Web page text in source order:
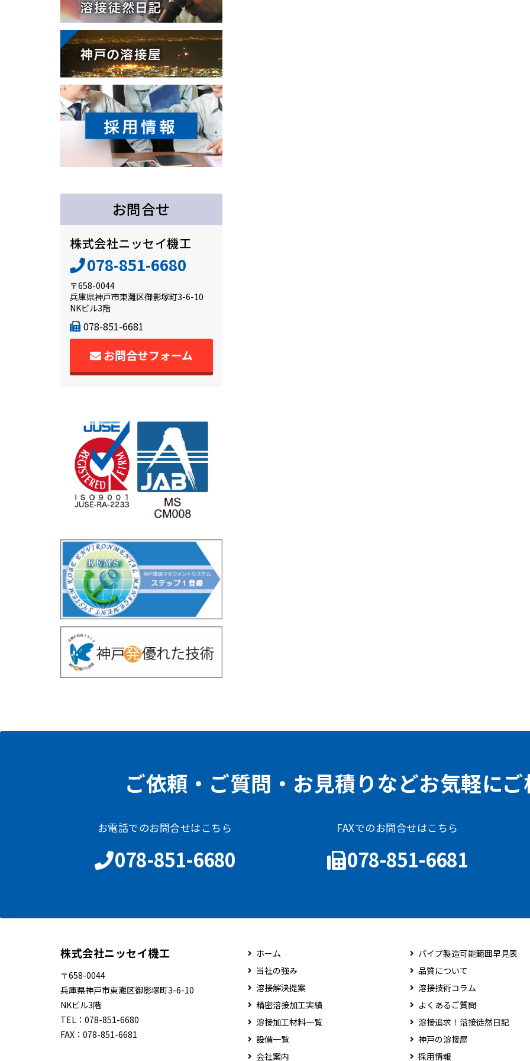
お問合せ
株式会社ニッセイ機工
078-851-6680
〒658-0044
兵庫県神戸市東灘区御影塚町3-6-10
NKビル3階
078-851-6681
お問合せフォーム
ご依頼・ご質問・お見積りなどお気軽に
お電話でのお問合せはこちら
078-851-6680
FAXでのお問合せはこちら
078-851-6681
株式会社ニッセイ機工
〒658-0044
兵庫県神戸市東灘区御影塚町3-6-10
NKビル3階
TEL： 078-851-6680
FAX： 078-851-6681
ホーム
当社の強み
溶接解決提案
精密溶接加工実績
溶接加工材料一覧
設備一覧
会社案内
パイプ製造可能範囲早見表
品質について
溶接技術コラム
よくあるご質問
溶接追求！溶接徒然日記
神戸の溶接屋
採用情報